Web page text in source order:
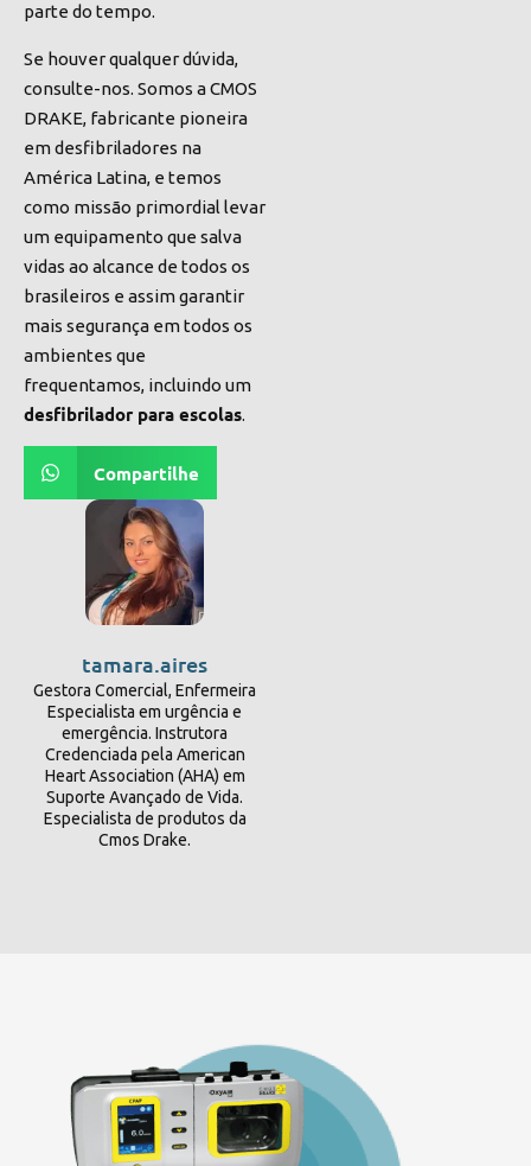
parte do tempo.
Se houver qualquer dúvida,
consulte-nos. Somos a CMOS
DRAKE, fabricante pioneira
em desfibriladores na
América Latina, e temos
como missão primordial levar
um equipamento que salva
vidas ao alcance de todos os
brasileiros e assim garantir
mais segurança em todos os
ambientes que
frequentamos, incluindo um
desfibrilador para escolas.
Compartilhe
tamara.aires
Gestora Comercial, Enfermeira
Especialista em urgência e
emergência. Instrutora
Credenciada pela American
Heart Association (AHA) em
Suporte Avançado de Vida.
Especialista de produtos da
Cmos Drake.